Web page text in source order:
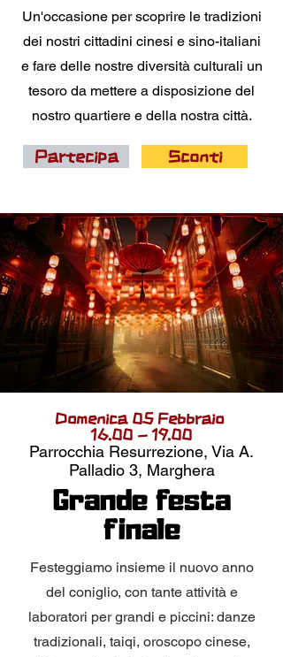
Un'occasione per scoprire le tradizioni
dei nostri cittadini cinesi e sino-italiani
e fare delle nostre diversità culturali un
tesoro da mettere a disposizione del
nostro quartiere e della nostra città.
Partecipa Sconti
Domenica 05 Febbraio
16.00 - 19.00
Parrocchia Resurrezione, Via A.
Palladio 3, Marghera
Grande festa
finale
Festeggiamo insieme il nuovo anno
del coniglio, con tante attività e
laboratori per grandi e piccini: danze
tradizionali, taiqi, oroscopo cinese,